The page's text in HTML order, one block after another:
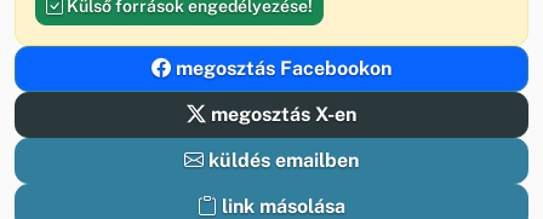
Külső források engedélyezése!
megosztás Facebookon
megosztás X-en
küldés emailben
link másolása